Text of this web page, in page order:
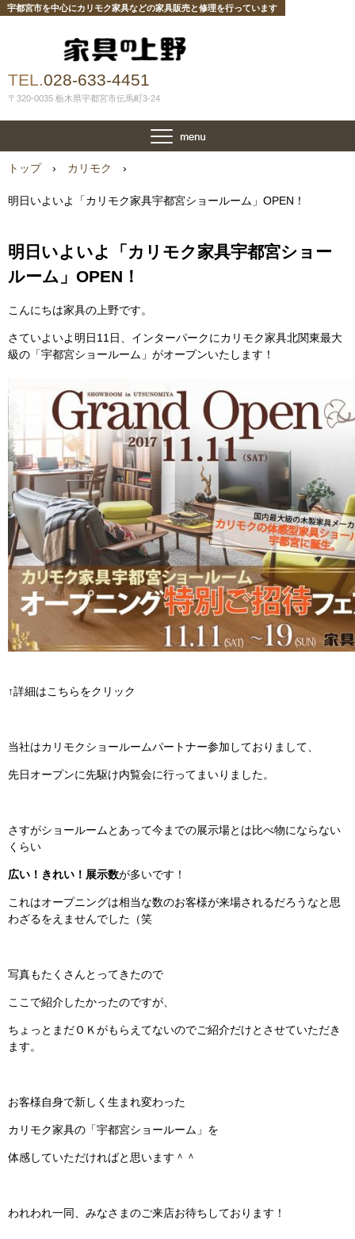
宇都宮市を中心にカリモク家具などの家具販売と修理を行っています
TEL.028-633-4451
〒320-0035 栃木県宇都宮市伝馬町3-24
トップ › カリモク ›
明日いよいよ「カリモク家具宇都宮ショールーム」OPEN！
明日いよいよ「カリモク家具宇都宮ショー
ルーム」OPEN！
こんにちは家具の上野です。
さていよいよ明日11日、インターパークにカリモク家具北関東最大
級の「宇都宮ショールーム」がオープンいたします！
↑詳細はこちらをクリック
当社はカリモクショールームパートナー参加しておりまして、
先日オープンに先駆け内覧会に行ってまいりました。
さすがショールームとあって今までの展示場とは比べ物にならない
くらい
広い！きれい！展示数が多いです！
これはオープニングは相当な数のお客様が来場されるだろうなと思
わざるをえませんでした（笑
写真もたくさんとってきたので
ここで紹介したかったのですが、
ちょっとまだＯＫがもらえてないのでご紹介だけとさせていただき
ます。
お客様自身で新しく生まれ変わった
カリモク家具の「宇都宮ショールーム」を
体感していただければと思います＾＾
われわれ一同、みなさまのご来店お待ちしております！